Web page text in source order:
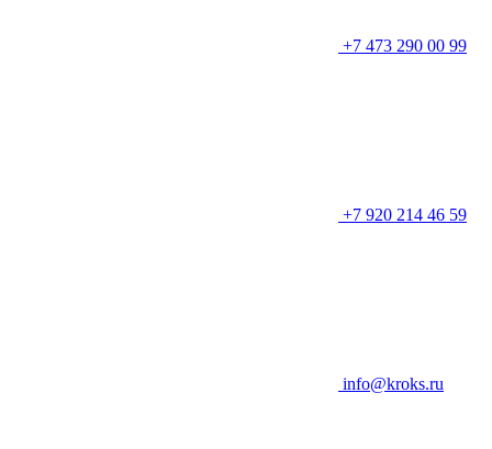
+7 473 290 00 99
+7 920 214 46 59
info@kroks.ru